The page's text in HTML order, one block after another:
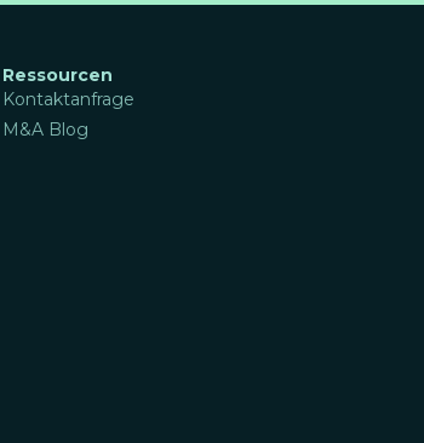
Ressourcen
Kontaktanfrage
M&A Blog